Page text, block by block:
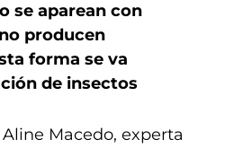
se aparean con
producen
forma se va
de insectos
Macedo, experta